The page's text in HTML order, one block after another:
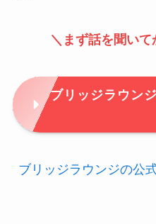
＼まず話を聞い
ブリッジラウン
ブリッジラウンジの公